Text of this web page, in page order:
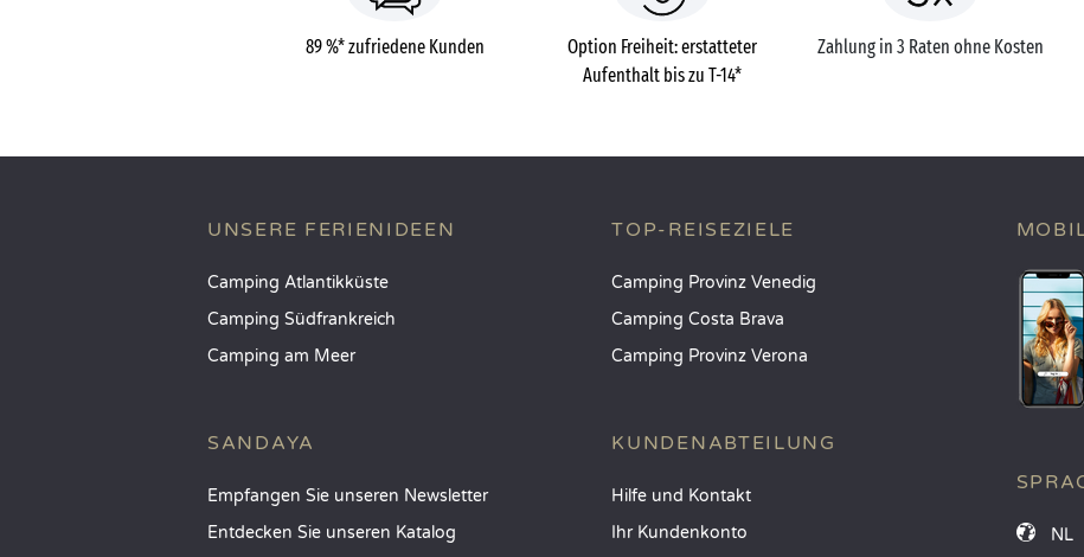
89 %* zufriedene Kunden
Option Freiheit: erstatteter
Aufenthalt bis zu T-14*
Zahlung in 3 Raten ohne Kosten
UNSERE FERIENIDEEN
Camping Atlantikküste
Camping Südfrankreich
Camping am Meer
SANDAYA
Empfangen Sie unseren Newsletter
Entdecken Sie unseren Katalog
TOP-REISEZIELE
Camping Provinz Venedig
Camping Costa Brava
Camping Provinz Verona
KUNDENABTEILUNG
Hilfe und Kontakt
Ihr Kundenkonto
NL